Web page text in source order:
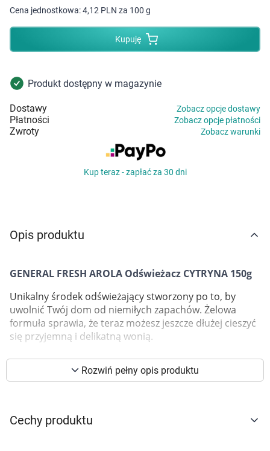
dostosowania zawartości serwisu do Twoich
preferencji. Więcej informacji znajdziesz w
Kosmetyki
Mężczyzna
Zdrowy styl życia
Zabawki
Marki
Cena jednostkowa:4,12 PLN za 100 g
Kupuję
Produkt dostępny w magazynie
Dostawy Zobacz opcje dostawy
Płatności Zobacz opcje płatności
Zwroty Zobacz warunki
Kup teraz - zapłać za 30 dni
Opis produktu
GENERAL FRESH AROLA Odświeżacz CYTRYNA 150g
Unikalny środek odświeżający stworzony po to, by
uwolnić Twój dom od niemiłych zapachów. Żelowa
formuła sprawia, że teraz możesz jeszcze dłużej cieszyć
się przyjemną i delikatną wonią.
Rozwiń pełny opis produktu
Cechy produktu